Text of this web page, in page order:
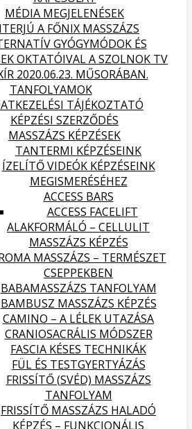
MÉDIA MEGJELENÉSEK
A FŐNIX MASSZÁZS
GYÓGYMÓDOK ÉS
OKTATÓIVAL A SZOLNOK TV
2020.06.23. MŰSORÁBAN.
TANFOLYAMOK
TÁJÉKOZTATÓ
KÉPZÉSI SZERZŐDÉS
MASSZÁZS KÉPZÉSEK
TANTERMI KÉPZÉSEINK
ÍZELÍTŐ VIDEÓK KÉPZÉSEINK
MEGISMERÉSÉHEZ
ACCESS BARS
ACCESS FACELIFT
ALAKFORMÁLÓ – CELLULIT
MASSZÁZS KÉPZÉS
MASSZÁZS – TERMÉSZET
CSEPPEKBEN
BABAMASSZÁZS TANFOLYAM
BAMBUSZ MASSZÁZS KÉPZÉS
CAMINO – A LÉLEK UTAZÁSA
CRANIOSACRÁLIS MÓDSZER
FASCIA KÉSES TECHNIKÁK
FÜL ÉS TESTGYERTYÁZÁS
FRISSÍTŐ (SVÉD) MASSZÁZS
TANFOLYAM
FRISSÍTŐ MASSZÁZS HALADÓ
KÉPZÉS – FUNKCIONÁLIS